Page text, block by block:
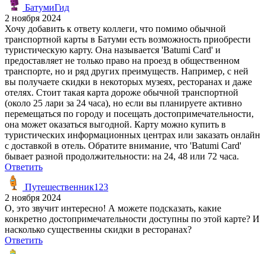
БатумиГид
2 ноября 2024
Хочу добавить к ответу коллеги, что помимо обычной
транспортной карты в Батуми есть возможность приобрести
туристическую карту. Она называется 'Batumi Card' и
предоставляет не только право на проезд в общественном
транспорте, но и ряд других преимуществ. Например, с ней
вы получаете скидки в некоторых музеях, ресторанах и даже
отелях. Стоит такая карта дороже обычной транспортной
(около 25 лари за 24 часа), но если вы планируете активно
перемещаться по городу и посещать достопримечательности,
она может оказаться выгодной. Карту можно купить в
туристических информационных центрах или заказать онлайн
с доставкой в отель. Обратите внимание, что 'Batumi Card'
бывает разной продолжительности: на 24, 48 или 72 часа.
Ответить
Путешественник123
2 ноября 2024
О, это звучит интересно! А можете подсказать, какие
конкретно достопримечательности доступны по этой карте? И
насколько существенны скидки в ресторанах?
Ответить